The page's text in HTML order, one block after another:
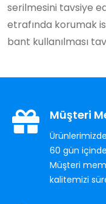
serilmesini tavsiye
etrafında korumak
bant kullanılması
Müşteri
60 gün
Müşteri
kalitemizi